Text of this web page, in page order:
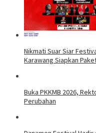
Nikmati Suar Siar
Karawang Siapkan
Buka PKKMB 2026,
Perubahan